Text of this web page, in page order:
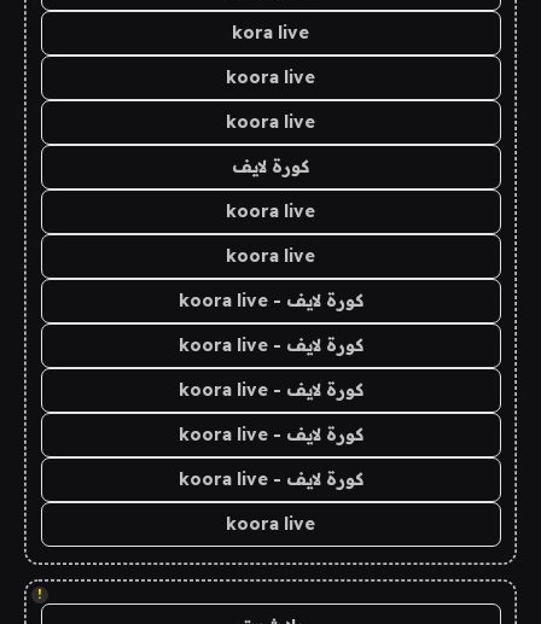
kora live
koora live
koora live
كورة لايف
koora live
koora live
كورة لايف - koora live
كورة لايف - koora live
كورة لايف - koora live
كورة لايف - koora live
كورة لايف - koora live
koora live
!